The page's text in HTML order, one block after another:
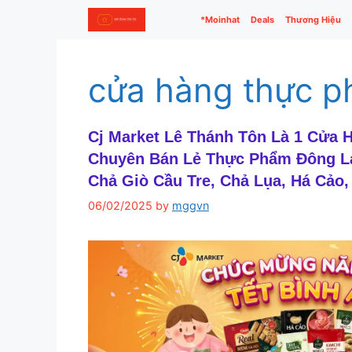
*Moinhat Deals Thương Hiệu
cửa hàng thực
Cj Market Lê Thánh Tôn Là 1 Cửa
Chuyên Bán Lẻ Thực Phẩm Đông
Chả Giò Cầu Tre, Chả Lụa, Há
06/02/2025 by mggvn